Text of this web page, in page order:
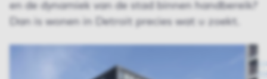
en de dynamiek van de stad binnen handbereik?
Dan is wonen in Detroit precies wat u zoekt.